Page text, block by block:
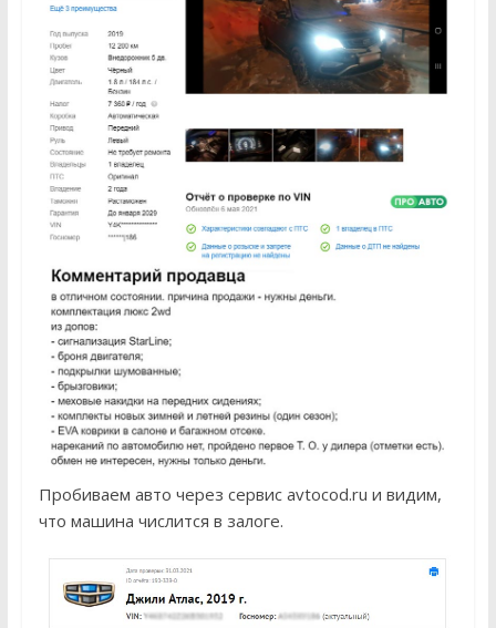
Пробиваем авто через сервис avtocod.ru и видим,
что машина числится в залоге.